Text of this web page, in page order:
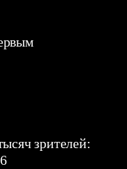
зрителей: